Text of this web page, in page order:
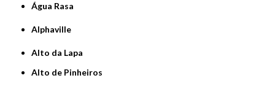
Água Rasa
Alphaville
Alto da Lapa
Alto de Pinheiros